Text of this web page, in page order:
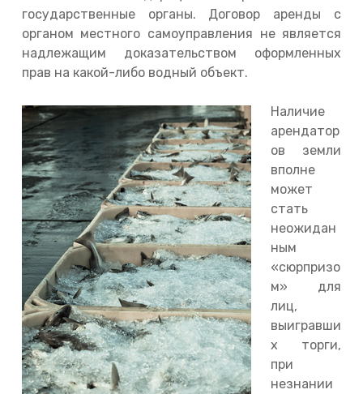
государственные органы. Договор аренды с
органом местного самоуправления не является
надлежащим доказательством оформленных
прав на какой-либо водный объект.
Наличие
арендатор
ов земли
вполне
может
стать
неожидан
ным
«сюрпризо
м» для
лиц,
выигравши
х торги,
при
незнании